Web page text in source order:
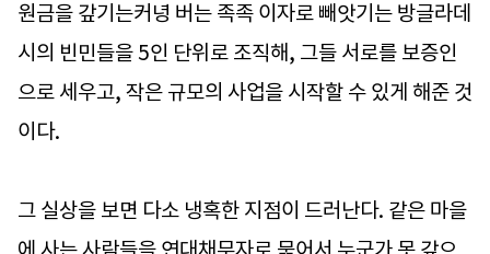
원금을 갚기는커녕 버는 족족 이자로 빼앗기는 방글라데
시의 빈민들을 5인 단위로 조직해, 그들 서로를 보증인
으로 세우고, 작은 규모의 사업을 시작할 수 있게 해준 것
이다.
그 실상을 보면 다소 냉혹한 지점이 드러난다. 같은 마을